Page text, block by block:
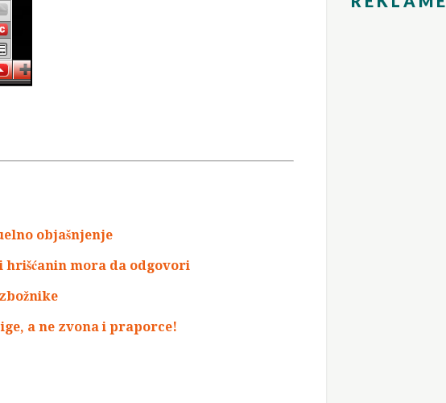
objašnjenje
hrišćanin mora da odgovori
a ne zvona i praporce!